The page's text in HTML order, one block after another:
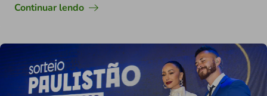
Continuar lendo